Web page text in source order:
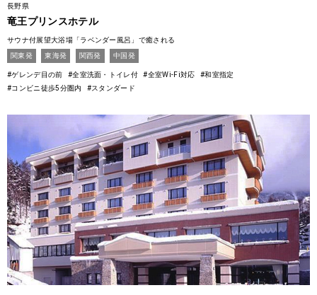
長野県
竜王プリンスホテル
サウナ付展望大浴場「ラベンダー風呂」で癒される
関東発
東海発 関西発 中国発
#ゲレンデ目の前 #全室洗面・トイレ付 #全室Wi-Fi対応
#和室指定
#コンビニ徒歩5分圏内
#スタンダード